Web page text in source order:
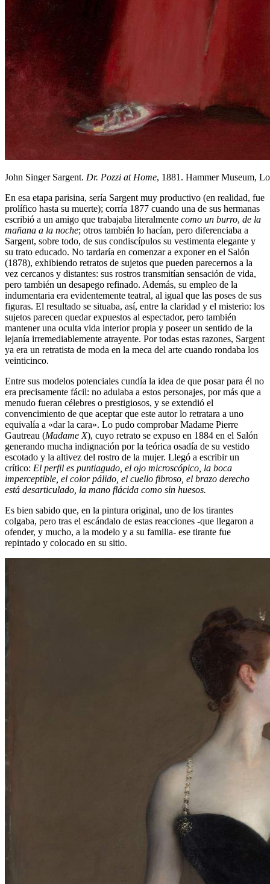
John Singer Sargent. Dr. Pozzi at Home, 1881. Hammer Museum,
En esa etapa parisina, sería Sargent muy productivo (en realidad, fue
prolífico hasta su muerte); corría 1877 cuando una de sus hermanas
escribió a un amigo que trabajaba literalmente como un burro, de la
mañana a la noche; otros también lo hacían, pero diferenciaba a
Sargent, sobre todo, de sus condiscípulos su vestimenta elegante y
su trato educado. No tardaría en comenzar a exponer en el Salón
(1878), exhibiendo retratos de sujetos que pueden parecernos a la
vez cercanos y distantes: sus rostros transmitían sensación de vida,
pero también un desapego refinado. Además, su empleo de la
indumentaria era evidentemente teatral, al igual que las poses de sus
figuras. El resultado se situaba, así, entre la claridad y el misterio: los
sujetos parecen quedar expuestos al espectador, pero también
mantener una oculta vida interior propia y poseer un sentido de la
lejanía irremediablemente atrayente. Por todas estas razones, Sargent
ya era un retratista de moda en la meca del arte cuando rondaba los
veinticinco.
Entre sus modelos potenciales cundía la idea de que posar para él no
era precisamente fácil: no adulaba a estos personajes, por más que a
menudo fueran célebres o prestigiosos, y se extendió el
convencimiento de que aceptar que este autor lo retratara a uno
equivalía a «dar la cara». Lo pudo comprobar Madame Pierre
Gautreau (Madame X), cuyo retrato se expuso en 1884 en el Salón
generando mucha indignación por la teórica osadía de su vestido
escotado y la altivez del rostro de la mujer. Llegó a escribir un
crítico: El perfil es puntiagudo, el ojo microscópico, la boca
imperceptible, el color pálido, el cuello fibroso, el brazo derecho
está desarticulado, la mano flácida como sin huesos.
Es bien sabido que, en la pintura original, uno de los tirantes
colgaba, pero tras el escándalo de estas reacciones -que llegaron a
ofender, y mucho, a la modelo y a su familia- ese tirante fue
repintado y colocado en su sitio.